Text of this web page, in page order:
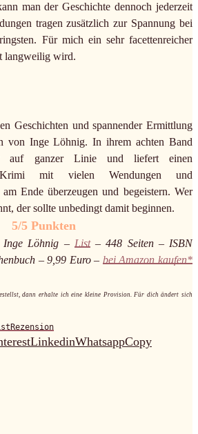
man der Geschichte dennoch jederzeit
tragen zusätzlich zur Spannung bei
Für mich ein sehr facettenreicher
langweilig wird.
Geschichten und spannender Ermittlung
von Inge Löhnig. In ihrem achten Band
auf ganzer Linie und liefert einen
Krimi mit vielen Wendungen und
Ende überzeugen und begeistern. Wer
der sollte unbedingt damit beginnen.
5/5 Punkten
Löhnig – List– 448 Seiten – ISBN
– 9,99 Euro – bei Amazon kaufen*
dann erhalte ich eine kleine Provision. Für dich ändert sich
Rezension
LinkedinWhatsappCopy